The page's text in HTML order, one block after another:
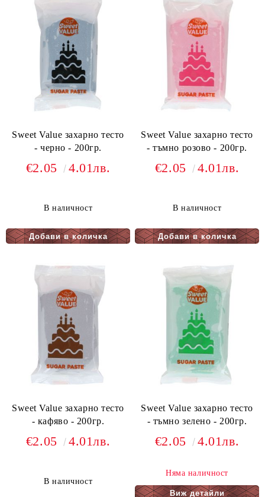
Sweet Value захарно тесто
- черно - 200гр.
€2.05 4.01лв.
В наличност
Sweet Value захарно тесто
- тъмно розово - 200гр.
€2.05 4.01лв.
В наличност
Sweet Value захарно тесто
- кафяво - 200гр.
€2.05 4.01лв.
В наличност
Sweet Value захарно тесто
- тъмно зелено - 200гр.
€2.05 4.01лв.
Няма наличност
Виж детайли